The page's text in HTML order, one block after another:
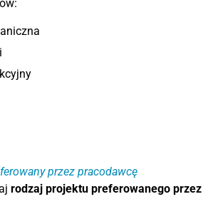
przez pracodawcę
rodzaj projektu preferowanego przez